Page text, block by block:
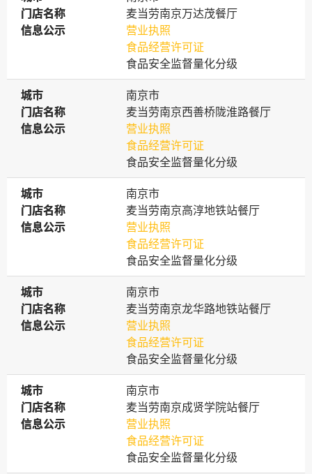
门店名称
门店名称
麦当劳南京万达茂餐厅
信息公示
信息公示
营业执照
食品经营许可证
食品安全监督量化分级
城市
城市
南京市
门店名称
门店名称
麦当劳南京西善桥陇淮路餐厅
信息公示
信息公示
营业执照
食品经营许可证
食品安全监督量化分级
城市
城市
南京市
门店名称
门店名称
麦当劳南京高淳地铁站餐厅
信息公示
信息公示
营业执照
食品经营许可证
食品安全监督量化分级
城市
城市
南京市
门店名称
门店名称
麦当劳南京龙华路地铁站餐厅
信息公示
信息公示
营业执照
食品经营许可证
食品安全监督量化分级
城市
城市
南京市
门店名称
门店名称
麦当劳南京成贤学院站餐厅
信息公示
信息公示
营业执照
食品经营许可证
食品安全监督量化分级